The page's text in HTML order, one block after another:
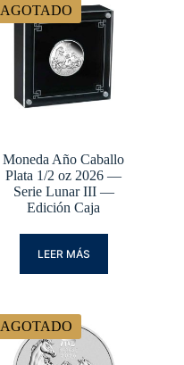
AGOTADO
Moneda Año Caballo
Plata 1/2 oz 2026 —
Serie Lunar III —
Edición Caja
LEER MÁS
AGOTADO